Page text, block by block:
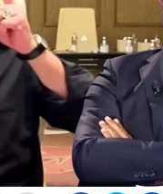
Mohamed
"yolsuzluk"
yeni skandal...
Hür Ağbaba